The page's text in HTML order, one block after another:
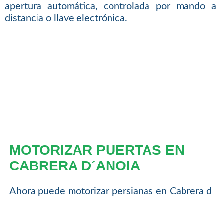
apertura automática, controlada por mando a
distancia o llave electrónica.
MOTORIZAR PUERTAS EN
CABRERA D´ANOIA
Ahora puede motorizar persianas en Cabrera d